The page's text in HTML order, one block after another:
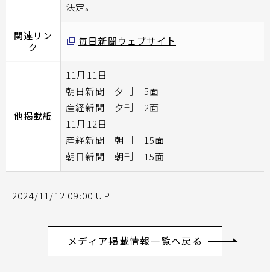
決定。
関連リン
ク
毎日新聞ウェブサイト
他掲載紙
11月11日
朝日新聞 夕刊 5面
産経新聞 夕刊 2面
11月12日
産経新聞 朝刊 15面
朝日新聞 朝刊 15面
2024/11/12 09:00 UP
メディア掲載情報一覧へ戻る